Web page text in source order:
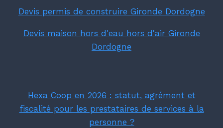
Devis permis de construire Gironde Dordogne
Devis maison hors d'eau hors d'air Gironde
Dordogne
Hexa Coop en 2026 : statut, agrément et
fiscalité pour les prestataires de services à la
personne ?